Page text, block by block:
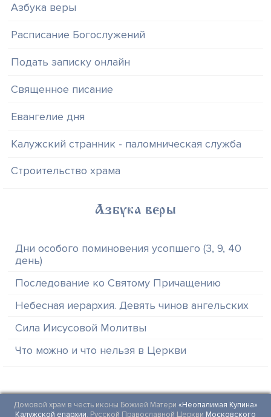
Азбука веры
Расписание Богослужений
Подать записку онлайн
Священное писание
Евангелие дня
Калужский странник - паломническая служба
Строительство храма
Азбука веры
Дни особого поминовения усопшего (3, 9, 40
день)
Последование ко Святому Причащению
Небесная иерархия. Девять чинов ангельских
Сила Иисусовой Молитвы
Что можно и что нельзя в Церкви
Домовой храм в честь иконы Божией Матери «Неопалимая Купина»
Калужской епархии, Русской Православной Церкви Московского